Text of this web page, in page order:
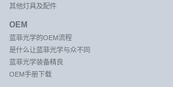
其他灯具及配件
OEM
蓝菲光学的OEM流程
是什么让蓝菲光学与众不同
蓝菲光学装备精良
OEM手册下载